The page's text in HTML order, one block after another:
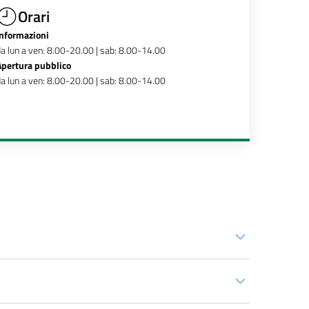
Orari
lun a ven: 8.00-20.00 | sab: 8.00-14.00
pubblico
lun a ven: 8.00-20.00 | sab: 8.00-14.00